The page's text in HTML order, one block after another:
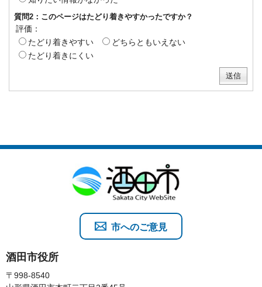
質問2：このページはたどり着きやすかったですか？
評価：
たどり着きやすい
どちらともいえない
たどり着きにくい
酒田市役所
〒998-8540
市へのご意見